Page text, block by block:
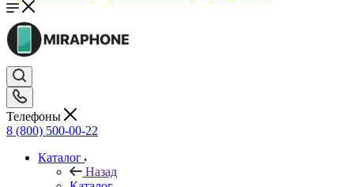
Телефоны
8 (800) 500-00-22
Каталог
Назад